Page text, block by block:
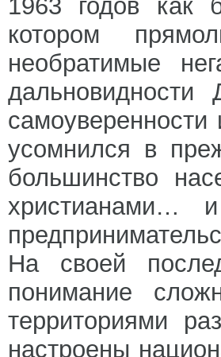
1963 годов
котором
необратимые
усомнился в
большинство
христианами…
На своей
понимание
территориями
настроены